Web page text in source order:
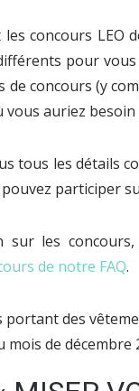
concours LEO
pour
de concours (y
vous auriez
tous les détails
participer
sur les
de notre FAQ.
mois de